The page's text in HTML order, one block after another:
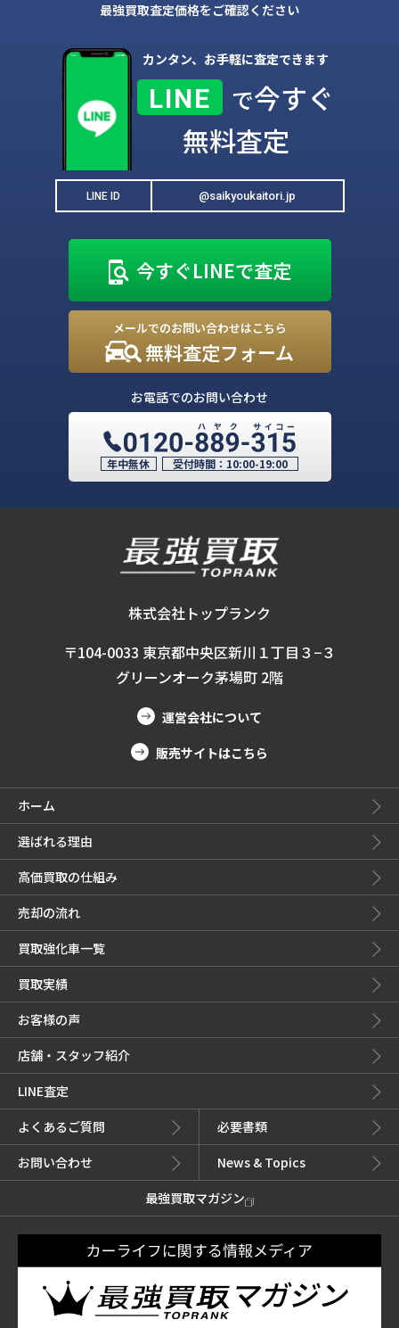
最強買取査定価格をご確認ください
カンタン、お手軽に査定できます
LINE で今すぐ
無料査定
LINE ID @saikyoukaitori.jp
今すぐLINEで査定
メールでのお問い合わせはこちら
無料査定フォーム
お電話でのお問い合わせ
年中無休 受付時間： 10:00-19:00
株式会社トップランク
〒104-0033 東京都中央区新川１丁目３−３
グリーンオーク茅場町 2階
運営会社について
販売サイトはこちら
ホーム
選ばれる理由
高価買取の仕組み
売却の流れ
買取強化車一覧
買取実績
お客様の声
店舗・スタッフ紹介
LINE査定
よくあるご質問
必要書類
お問い合わせ
News & Topics
最強買取マガジン